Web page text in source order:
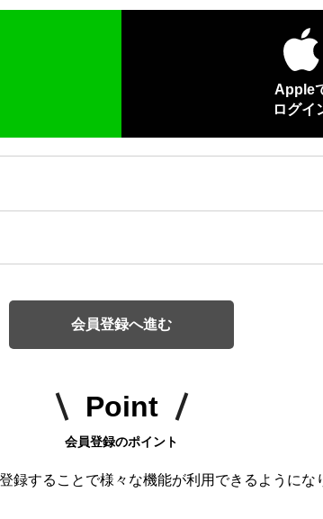
Apple
ログイ
会員登録へ進む
Point
会員登録のポイント
録することで様々な機能が利用できるようにな